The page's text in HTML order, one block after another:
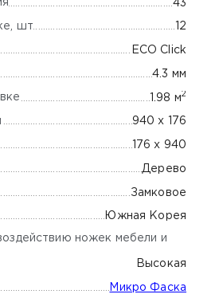
43
шт 12
ECO Click
4.3 мм
1.98 м2
940 х 176
176 х 940
Дерево
Замковое
Южная Корея
ножек мебели и
Высокая
Микро Фаска